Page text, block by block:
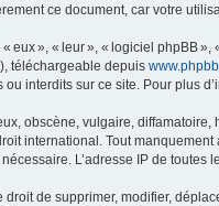
ce document, car votre
eux », « leur », « logiciel phpBB
téléchargeable depuis
interdits sur ce site. Pour plus
obscène, vulgaire,
international. Tout
L’adresse IP de
de supprimer, modifier,